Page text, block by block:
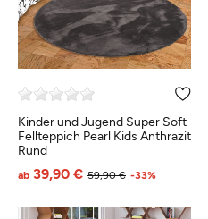
Weiß
Beige
Schwarz
Petrol Grün
Kinder und Jugend Super Soft
Fellteppich Pearl Kids Anthrazit
Rund
59,90 €
ab 39,90 € -33%